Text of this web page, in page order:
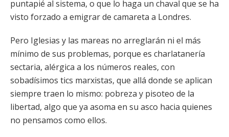
puntapié al sistema, o que lo haga un chaval que se ha
visto forzado a emigrar de camareta a Londres.
Pero Iglesias y las mareas no arreglarán ni el más
mínimo de sus problemas, porque es charlatanería
sectaria, alérgica a los números reales, con
sobadísimos tics marxistas, que allá donde se aplican
siempre traen lo mismo: pobreza y pisoteo de la
libertad, algo que ya asoma en su asco hacia quienes
no pensamos como ellos.